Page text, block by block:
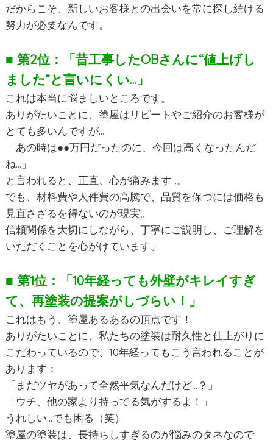
だからこそ、新しいお客様との出会いを常に探し続ける
努力が必要なんです。
■ 第2位：「昔工事したOBさんに“値上げし
ました”と言いにくい…」
これは本当に悩ましいところです。
ありがたいことに、塗屋はリピートやご紹介のお客様が
とても多いんですが…
「あの時は●●万円だったのに、今回は高くなったんだ
ね…」
と言われると、正直、心が痛みます…。
でも、材料費や人件費の高騰で、品質を保つには価格も
見直さざるを得ないのが現実。
信頼関係を大切にしながら、丁寧にご説明し、ご理解を
いただくことを心がけています。
■ 第1位：「10年経っても外壁がキレイすぎ
て、再塗装の提案がしづらい！」
これはもう、塗屋あるあるの頂点です！
ありがたいことに、私たちの塗装は耐久性と仕上がりに
こだわっているので、10年経ってもこう言われることが
あります：
「まだツヤがあって全然平気なんだけど…？」
「ウチ、他の家より持ってる気がするよ！」
うれしい…でも困る（笑）
塗屋の塗装は、長持ちしすぎるのが悩みのタネなので